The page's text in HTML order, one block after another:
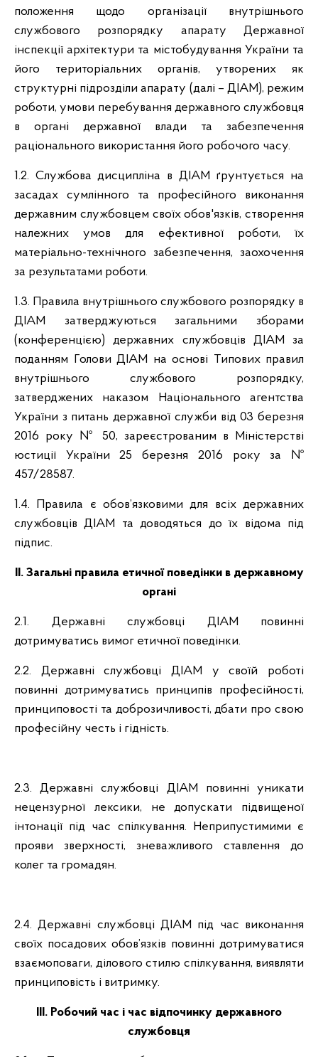
положення щодо організації внутрішнього
службового розпорядку апарату Державної
інспекції архітектури та містобудування України та
його територіальних органів, утворених як
структурні підрозділи апарату (далі – ДІАМ), режим
роботи, умови перебування державного службовця
в органі державної влади та забезпечення
раціонального використання його робочого часу.
1.2. Службова дисципліна в ДІАМ ґрунтується на
засадах сумлінного та професійного виконання
державним службовцем своїх обов'язків, створення
належних умов для ефективної роботи, їх
матеріально-технічного забезпечення, заохочення
за результатами роботи.
1.3. Правила внутрішнього службового розпорядку в
ДІАМ затверджуютьсязагальними зборами
(конференцією) державних службовців ДІАМ за
поданням Голови ДІАМ на основі Типових правил
внутрішнього службового розпорядку,
затверджених наказом Національного агентства
України з питань державної служби від 03 березня
2016 року № 50, зареєстрованим в Міністерстві
юстиції України 25 березня 2016 року за №
457/28587.
1.4. Правила є обов’язковими для всіх державних
службовців ДІАМ та доводяться до їх відома під
підпис.
ІІ. Загальні правила етичної поведінки в державному
органі
2.1. Державні службовці ДІАМ повинні
дотримуватись вимог етичної поведінки.
2.2. Державні службовці ДІАМ у своїй роботі
повинні дотримуватись принципів професійності,
принциповості та доброзичливості, дбати про свою
професійну честь і гідність.
2.3. Державні службовці ДІАМ повинні уникати
нецензурної лексики, не допускати підвищеної
інтонації під час спілкування. Неприпустимими є
прояви зверхності, зневажливого ставлення до
колег та громадян.
2.4. Державні службовці ДІАМ під час виконання
своїх посадових обов’язків повинні дотримуватися
взаємоповаги, ділового стилю спілкування, виявляти
принциповість і витримку.
ІІІ. Робочий час і час відпочинку державного
службовця